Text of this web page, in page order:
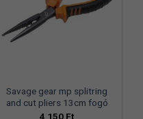
Savage gear mp splitring
and cut pliers 13cm fogó
4 150 Ft